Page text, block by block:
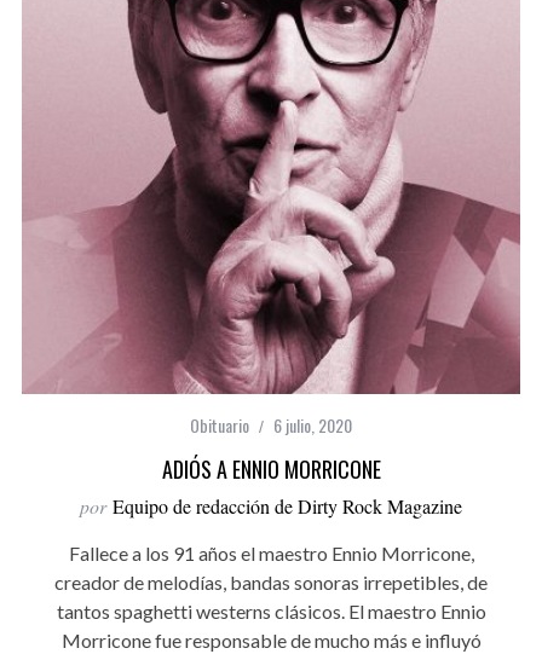
Obituario 6 julio, 2020
ADIÓS A ENNIO MORRICONE
por Equipo de redacción de Dirty Rock Magazine
Fallece a los 91 años el maestro Ennio Morricone,
creador de melodías, bandas sonoras irrepetibles, de
tantos spaghetti westerns clásicos. El maestro Ennio
Morricone fue responsable de mucho más e influyó